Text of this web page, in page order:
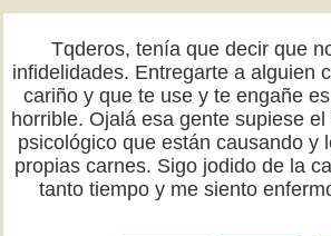
Tqderos, tenía que decir que
infidelidades. Entregarte a alguien
cariño y que te use y te engañe
horrible. Ojalá esa gente supiese
psicológico que están causando y
propias carnes. Sigo jodido de la
tanto tiempo y me siento